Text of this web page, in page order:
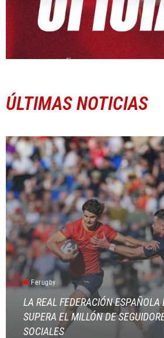
ÚLTIMAS NOTICIAS
Ferugby
LA REAL FEDERACIÓN ESPAÑOLA
SUPERA EL MILLÓN DE
SOCIALES